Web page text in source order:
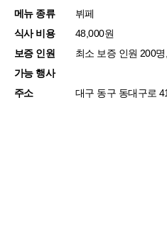
메뉴 종류
뷔페
식사 비용
48,000원
보증 인원
최소 보증 인원 200
가능 행사
주소
대구 동구 동대구로